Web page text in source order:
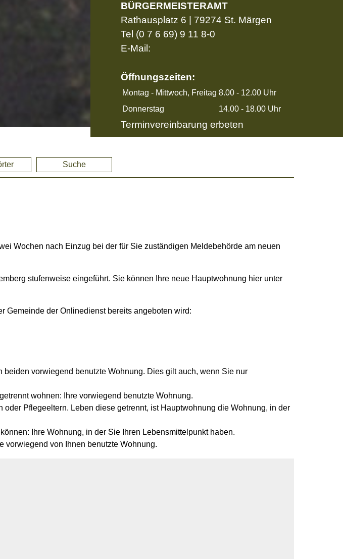
BÜRGERMEISTERAMT
Rathausplatz 6 | 79274 St. Märgen
Tel (0 7 6 69) 9 11 8-0
E-Mail:
Öffnungszeiten:
Montag - Mittwoch, Freitag 8.00 - 12.00 Uhr
Donnerstag
14.00 - 18.00 Uhr
Terminvereinbarung erbeten
Suche
Wochen nach Einzug bei der für Sie zuständigen Meldebehörde am neuen
stufenweise eingeführt. Sie können Ihre neue Hauptwohnung hier unter
Gemeinde der Onlinedienst bereits angeboten wird:
vorwiegend benutzte Wohnung. Dies gilt auch, wenn Sie nur
wohnen: Ihre vorwiegend benutzte Wohnung.
Pflegeeltern. Leben diese getrennt, ist Hauptwohnung die Wohnung, in der
Ihre Wohnung, in der Sie Ihren Lebensmittelpunkt haben.
vorwiegend von Ihnen benutzte Wohnung.